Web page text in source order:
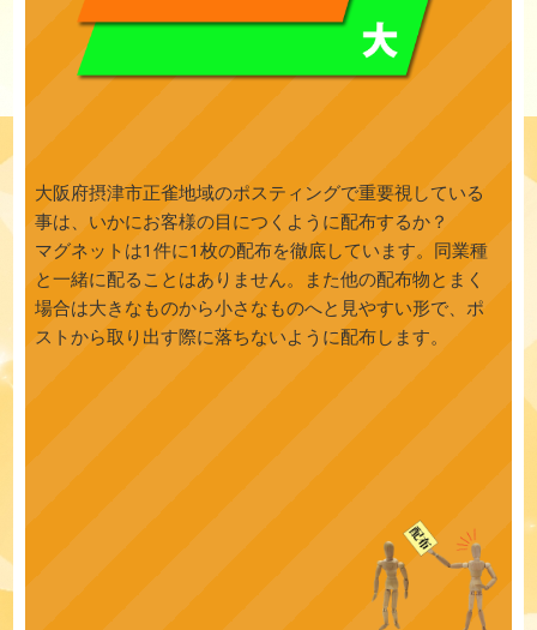
大阪府摂津市正雀地域のポスティングで重要視している
事は、いかにお客様の目につくように配布するか？
マグネットは1件に1枚の配布を徹底しています。同業種
と一緒に配ることはありません。また他の配布物とまく
場合は大きなものから小さなものへと見やすい形で、ポ
ストから取り出す際に落ちないように配布します。